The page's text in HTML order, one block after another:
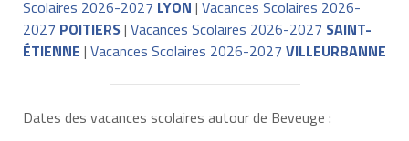
Scolaires 2026-2027 LYON | Vacances Scolaires 2026-
2027 POITIERS| Vacances Scolaires 2026-2027 SAINT-
ÉTIENNE | Vacances Scolaires 2026-2027 VILLEURBANNE
Dates des vacances scolaires autour de Beveuge :